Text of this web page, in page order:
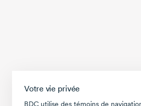
Votre vie privée
BDC utilise des témoins de